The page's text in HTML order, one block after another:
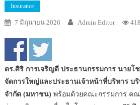
Insurance
7 มิถุนายน 2026 Admin Editor
ดร.ศิริ การเจริญดี ประธานกรรมการ นาย
จัดการใหญ่และประธานเจ้าหน้าที่บริหาร บ
จำกัด (มหาชน) พร้อมด้วยคณะกรรมการ ค